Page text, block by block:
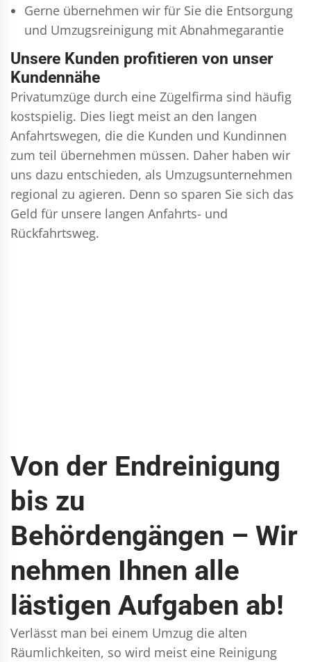
Gerne übernehmen wir für Sie die Entsorgung
und Umzugsreinigung mit Abnahmegarantie
Unsere Kunden profitieren von unser
Kundennähe
Privatumzüge durch eine Zügelfirma sind häufig
kostspielig. Dies liegt meist an den langen
Anfahrtswegen, die die Kunden und Kundinnen
zum teil übernehmen müssen. Daher haben wir
uns dazu entschieden, als Umzugsunternehmen
regional zu agieren. Denn so sparen Sie sich das
Geld für unsere langen Anfahrts- und
Rückfahrtsweg.
Von der Endreinigung
bis zu
Behördengängen – Wir
nehmen Ihnen alle
lästigen Aufgaben ab!
Verlässt man bei einem Umzug die alten
Räumlichkeiten, so wird meist eine Reinigung